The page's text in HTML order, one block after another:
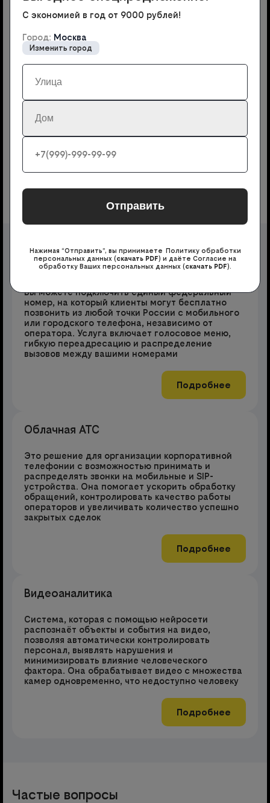
Как подключить
1
2
на ваши вопросы
Выберите удобный день для подключения,
дождитесь мастеров, которые настроят вам
интернет в офисе или на предприятии
4
Номер 8800
Вы можете подключить единый федеральный
номер, на который клиенты могут бесплатно
позвонить из любой точки России с мобильного
или городского телефона, независимо от
оператора. Услуга включает голосовое меню,
гибкую переадресацию и распределение
вызовов между вашими номерами
Подробнее
Облачная АТС
Это решение для организации корпоративной
телефонии с возможностью принимать и
распределять звонки на мобильные и SIP-
устройства. Она помогает ускорить обработку
обращений, контролировать качество работы
операторов и увеличивать количество успешно
закрытых сделок
Подробнее
Видеоаналитика
Система, которая с помощью нейросети
распознаёт объекты и события на видео,
позволяя автоматически контролировать
персонал, выявлять нарушения и
минимизировать влияние человеческого
фактора. Она обрабатывает видео с множества
камер одновременно, что недоступно человеку
Подробнее
Частые вопросы
С экономией в год от 9000 рублей!
Город: Москва
Изменить город
Нажимая “Отправить”, вы принимаете Политику обработки
персональных данных (скачать PDF) и даёте Согласие на
обработку Ваших персональных данных (скачать PDF).